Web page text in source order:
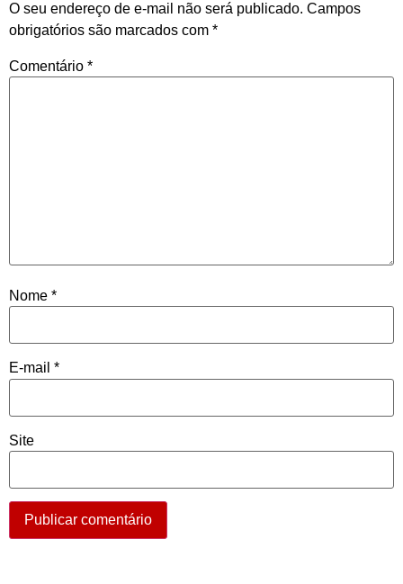
O seu endereço de e-mail não será publicado. Campos
obrigatórios são marcados com *
Comentário *
Nome *
E-mail *
Site